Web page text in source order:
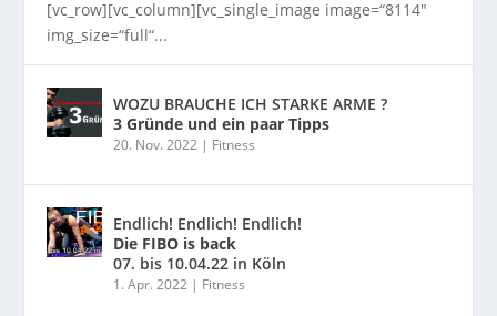
[vc_row][vc_column][vc_single_image image=“8114″
img_size=“full“...
WOZU BRAUCHE ICH STARKE ARME ?
3 Gründe und ein paar Tipps
20. Nov. 2022 | Fitness
Endlich! Endlich! Endlich!
Die FIBO is back
07. bis 10.04.22 in Köln
1. Apr. 2022 | Fitness